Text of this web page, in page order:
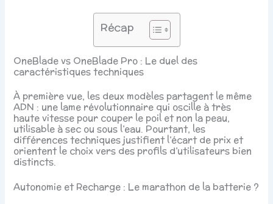
Récap
OneBlade vs OneBlade Pro : Le duel des
caractéristiques techniques
À première vue, les deux modèles partagent le même
ADN : une lame révolutionnaire qui oscille à très
haute vitesse pour couper le poil et non la peau,
utilisable à sec ou sous l’eau. Pourtant, les
différences techniques justifient l’écart de prix et
orientent le choix vers des profils d’utilisateurs bien
distincts.
Autonomie et Recharge : Le marathon de la batterie ?